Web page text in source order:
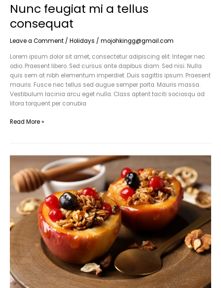
Nunc feugiat mi a tellus
consequat
Leave a Comment / Holidays / mojohkingg@gmail.com
Lorem ipsum dolor sit amet, consectetur adipiscing elit. Integer nec
odio. Praesent libero. Sed cursus ante dapibus diam. Sed nisi. Nulla
quis sem at nibh elementum imperdiet. Duis sagittis ipsum. Praesent
mauris. Fusce nec tellus sed augue semper porta. Mauris massa.
Vestibulum lacinia arcu eget nulla. Class aptent taciti sociosqu ad
litora torquent per conubia
Read More »
orci
luctus
et
ultrices
posuere